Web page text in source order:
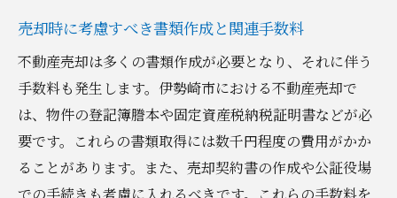
伊勢崎市の不動産市場特有の傾向と対策
ト
市場動向を活かした価格設定のアプローチ
地域特化型の市場分析による精度の高い売
却戦略
賢く売却するための基礎知識最大の利益を得る
売却時に考慮すべき書類作成と関連手数料
不動産売却は多くの書類作成が必要となり、それに伴う
手数料も発生します。伊勢崎市における不動産売却で
は、物件の登記簿謄本や固定資産税納税証明書などが必
要です。これらの書類取得には数千円程度の費用がかか
ることがあります。また、売却契約書の作成や公証役場
での手続きも考慮に入れるべきです。これらの手数料を